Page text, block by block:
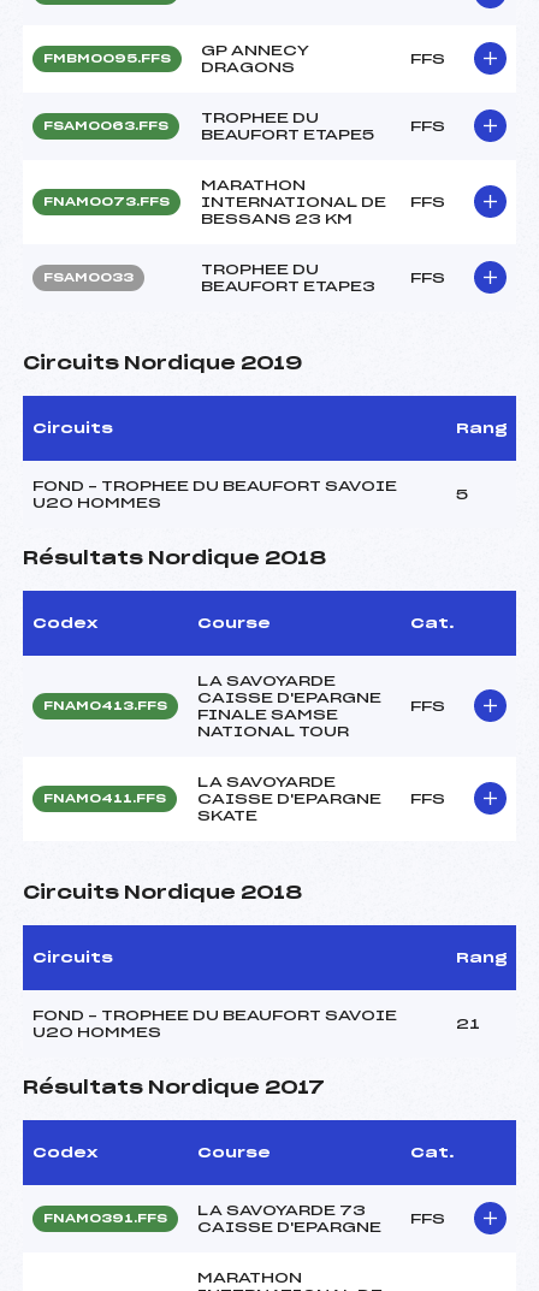
FMBM0095.FFS
GP ANNECY
DRAGONS
FFS
FSAM0063.FFS
TROPHEE DU
BEAUFORT ETAPE5
FFS
FNAM0073.FFS
MARATHON
INTERNATIONAL DE
BESSANS 23 KM
FFS
FSAM0033
TROPHEE DU
BEAUFORT ETAPE3
FFS
Circuits Nordique 2019
Circuits Rang
FOND – TROPHEE DU BEAUFORT SAVOIE
U20 HOMMES
5
Résultats Nordique 2018
Codex Course Cat.
FNAM0413.FFS
LA SAVOYARDE
CAISSE D'EPARGNE
FINALE SAMSE
NATIONAL TOUR
FFS
FNAM0411.FFS
LA SAVOYARDE
CAISSE D'EPARGNE
SKATE
FFS
Circuits Nordique 2018
Circuits Rang
FOND – TROPHEE DU BEAUFORT SAVOIE
U20 HOMMES
21
Résultats Nordique 2017
Codex Course Cat.
FNAM0391.FFS
LA SAVOYARDE 73
CAISSE D'EPARGNE
FFS
MARATHON